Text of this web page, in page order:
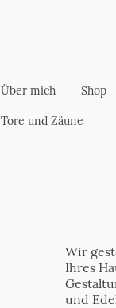
Über mich Shop
Tore und Zäune
Wir
Ihres
und